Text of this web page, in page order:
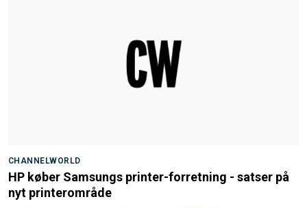
CHANNELWORLD
HP køber Samsungs printer-forretning - satser på
nyt printerområde